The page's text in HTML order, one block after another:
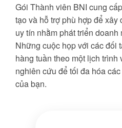
Gói Thành viên BNI cung
tạo và hỗ trợ phù hợp để
uy tín nhằm phát triển doanh
Những cuộc họp với các đối
hàng tuần theo một lịch
nghiên cứu để tối đa hóa
của bạn.